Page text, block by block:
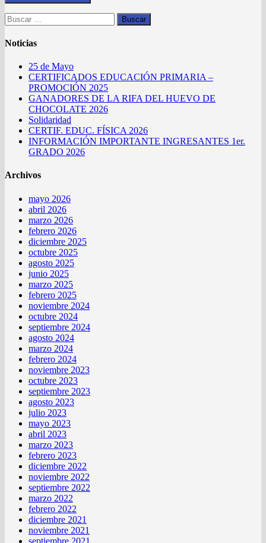
Buscar:
Noticias
25 de Mayo
CERTIFICADOS EDUCACIÓN PRIMARIA –
PROMOCIÓN 2025
GANADORES DE LA RIFA DEL HUEVO DE
CHOCOLATE 2026
Solidaridad
CERTIF. EDUC. FÍSICA 2026
INFORMACIÓN IMPORTANTE INGRESANTES 1er.
GRADO 2026
Archivos
mayo 2026
abril 2026
marzo 2026
febrero 2026
diciembre 2025
octubre 2025
agosto 2025
junio 2025
marzo 2025
febrero 2025
noviembre 2024
octubre 2024
septiembre 2024
agosto 2024
marzo 2024
febrero 2024
noviembre 2023
octubre 2023
septiembre 2023
agosto 2023
julio 2023
mayo 2023
abril 2023
marzo 2023
febrero 2023
diciembre 2022
noviembre 2022
septiembre 2022
marzo 2022
febrero 2022
diciembre 2021
noviembre 2021
septiembre 2021